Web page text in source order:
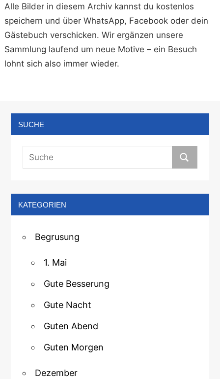
Alle Bilder in diesem Archiv kannst du kostenlos
speichern und über WhatsApp, Facebook oder dein
Gästebuch verschicken. Wir ergänzen unsere
Sammlung laufend um neue Motive – ein Besuch
lohnt sich also immer wieder.
SUCHE
KATEGORIEN
Begrusung
1. Mai
Gute Besserung
Gute Nacht
Guten Abend
Guten Morgen
Dezember